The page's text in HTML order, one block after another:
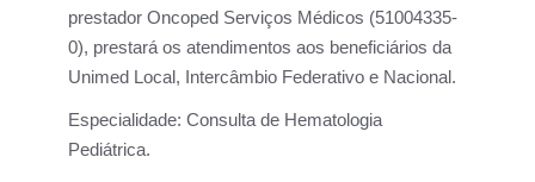
prestador Oncoped Serviços Médicos (51004335-
0), prestará os atendimentos aos beneficiários da
Unimed Local, Intercâmbio Federativo e Nacional.
Especialidade: Consulta de Hematologia
Pediátrica.